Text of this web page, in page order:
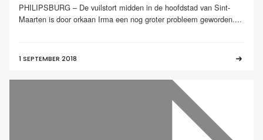
PHILIPSBURG – De vuilstort midden in de hoofdstad van Sint-
Maarten is door orkaan Irma een nog groter probleem geworden....
1 SEPTEMBER 2018